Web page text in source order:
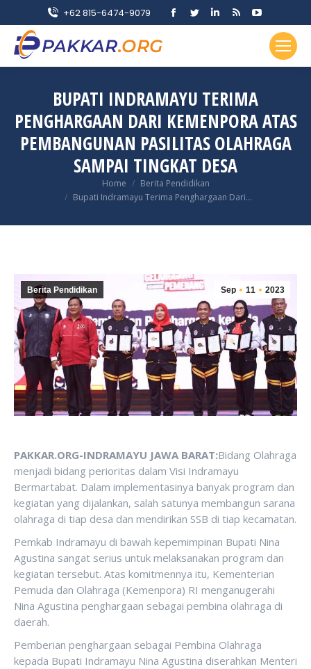
+62 815-6474-9079
Facebook
in
window
Twitter
in
window
Linkedin
in
window
Rss
opens
in
window
YouTube
page
opens
in
BUPATI INDRAMAYU TERIMA
PENGHARGAAN DARI KEMENPORA ATAS
PEMBANGUNAN PASILITAS OLAHRAGA
SAMPAI TINGKAT DESA
Home
Berita Pendidikan
Bupati Indramayu Terima Penghargaan Dari…
Sep 11 2023
Berita Pendidikan
PAKKAR.ORG-INDRAMAYU JAWA BARAT:Bidang Olahraga
menjadi bidang perioritas dalam Visi Indramayu
Bermartabat. Dalam implementasinya banyak program dan
kegiatan yang dijalankan, salah satunya membangun sarana
olahraga di tiap desa dan mendirikan SSB di tiap kecamatan.
Pemkab Indramayu di bawah kepemimpinan Bupati Nina
Agustina sangat serius untuk melaksanakan program dan
kegiatan tersebut. Atas komitmennya itu, Kementerian
Pemuda dan Olahraga (Kemenpora) RI menganugerahi
Nina Agustina penghargaan sebagai pembina olahraga di
daerah.
Pemberian penghargaan sebagai Pembina Olahraga
kepada Bupati Indramayu Nina Agustina diserahkan Menteri